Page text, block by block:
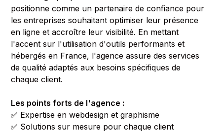
positionne comme un partenaire de confiance pour
les entreprises souhaitant optimiser leur présence
en ligne et accroître leur visibilité. En mettant
l'accent sur l'utilisation d'outils performants et
hébergés en France, l'agence assure des services
de qualité adaptés aux besoins spécifiques de
chaque client.
Les points forts de l'agence :
✅ Expertise en webdesign et graphisme
✅ Solutions sur mesure pour chaque client